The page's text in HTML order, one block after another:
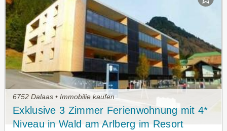
6752 Dalaas • Immobilie kaufen
Exklusive 3 Zimmer Ferienwohnung mit 4*
Niveau in Wald am Arlberg im Resort